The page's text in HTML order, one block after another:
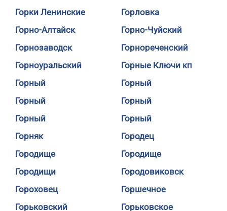
Горки Ленинские
Горловка
Горно-Алтайск
Горно-Чуйский
Горнозаводск
Горнореченский
Горноуральский
Горные Ключи кп
Горный
Горный
Горный
Горный
Горный
Горный
Горняк
Городец
Городище
Городище
Городищи
Городовиковск
Гороховец
Горшечное
Горьковский
Горьковское